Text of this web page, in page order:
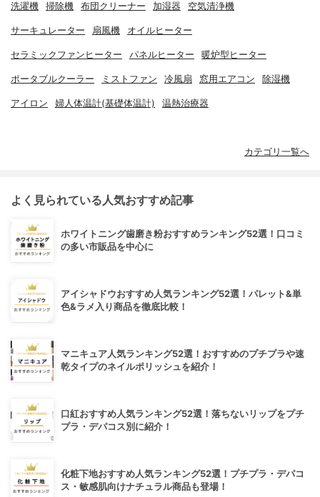
洗濯機 掃除機 布団クリーナー 加湿器 空気清浄機
サーキュレーター 扇風機 オイルヒーター
セラミックファンヒーター パネルヒーター 暖炉型ヒーター
ポータブルクーラー ミストファン 冷風扇 窓用エアコン 除湿機
アイロン 婦人体温計(基礎体温計) 温熱治療器
カテゴリ一覧へ
よく見られている人気おすすめ記事
ホワイトニング歯磨き粉おすすめランキング52選！口コミ
の多い市販品を中心に
アイシャドウおすすめ人気ランキング52選！パレット&単
色&ラメ入り商品を徹底比較！
マニキュア人気ランキング52選！おすすめのプチプラや速
乾タイプのネイルポリッシュを紹介！
口紅おすすめ人気ランキング52選！落ちないリップをプチ
プラ・デパコス別に紹介！
化粧下地おすすめ人気ランキング52選！プチプラ・デパコ
ス・敏感肌向けナチュラル商品も登場！